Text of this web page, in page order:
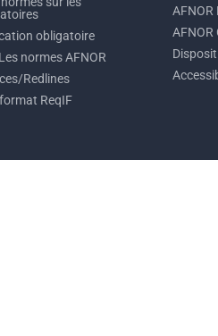
obligatoire
normes AFNOR
Redlines
ReqIF
AFNOR